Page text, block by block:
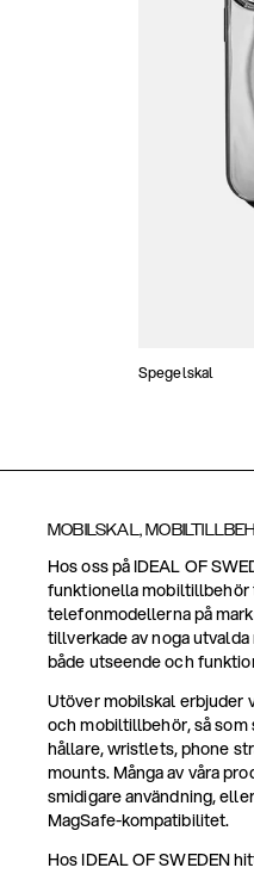
Spegelskal
MOBILSKAL,
Hos oss på IDEAL OF
funktionella mobiltillbehör
telefonmodellerna på
tillverkade av noga
både utseende och
Utöver mobilskal erbjuder
och mobiltillbehör, så som
hållare, wristlets, phone
mounts. Många av våra
smidigare användning,
MagSafe-kompatibilitet.
Hos IDEAL OF SWEDEN